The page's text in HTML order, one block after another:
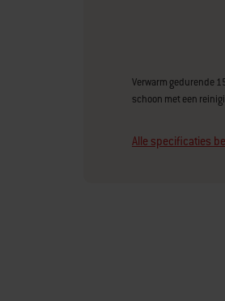
Verwarm gedurende
schoon met een
Alle specificaties